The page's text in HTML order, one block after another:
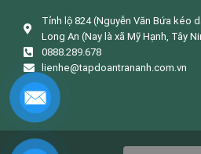
Tỉnh lộ 824 (Nguyễn Văn Bứa kéo
Long An (Nay là xã Mỹ Hạnh, Tây
0888.289.678
lienhe@tapdoantrananh.com.vn